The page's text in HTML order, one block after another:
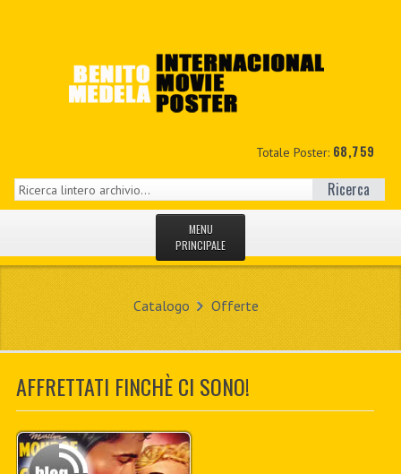
Totale Poster: 68,759
Ricerca
MENU
PRINCIPALE
IL MIO CONTO
CONTATTO
PDF BOOKS
CUSTOM PDF
Catalogo Offerte
AFFRETTATI FINCHÈ CI SONO!